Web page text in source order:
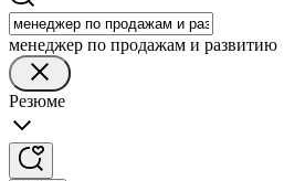
менеджер по продажам и развитию
Резюме